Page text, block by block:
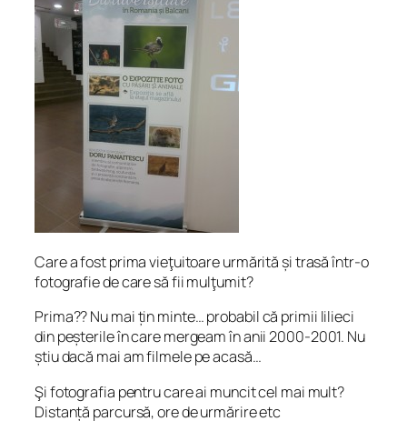
Care a fost prima vieţuitoare urmărită și trasă într-o
fotografie de care să fii mulţumit?
Prima?? Nu maițin minte… probabil că primii lilieci
din peșterile în care mergeam în anii 2000-2001. Nu
știu dacă mai am filmele pe acasă…
Şi fotografia pentru care ai muncit cel mai mult?
Distanță parcursă, ore de urmărire etc